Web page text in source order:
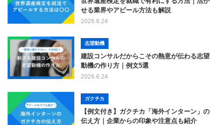
せる業界やアピール方法も解説
2026.6.24
志望動機
建設コンサルだからこその熱意が伝わる志望
動機の作り方｜例文5選
2026.6.24
ガクチカ
【例文付き】ガクチカ「海外インターン」の
伝え方｜企業からの印象や注意点も紹介